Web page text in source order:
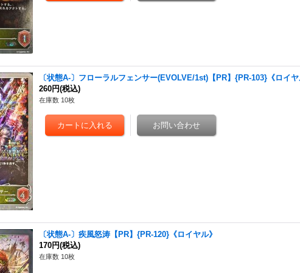
〔状態A-〕フローラルフェンサー(EVOLVE/1st)【PR】{PR-103}《ロイ
260円(税込)
在庫数 10枚
〔状態A-〕疾風怒涛【PR】{PR-120}《ロイヤル》
170円(税込)
在庫数 10枚